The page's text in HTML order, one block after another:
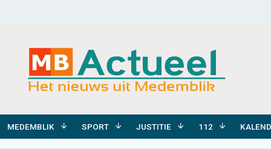
MEDEMBLIK SPORT JUSTITIE 112